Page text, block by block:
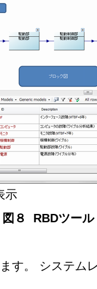
示
図８ RBDツール
す。 システム